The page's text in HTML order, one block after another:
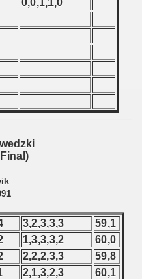
0,0,1,1,0
3,2,3,3,3
59,1
1,3,3,3,2
60,0
2,2,2,3,3
59,8
2,1,3,2,3
60,1